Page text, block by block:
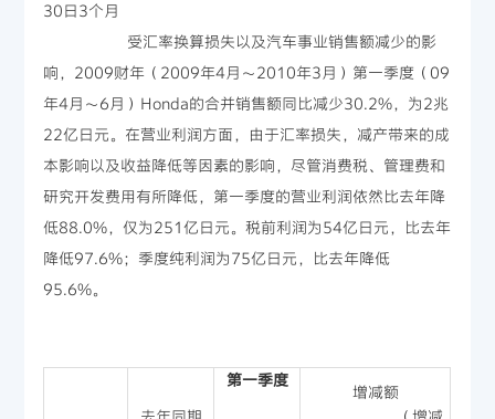
赛事运动
新闻资讯
30日3个月
受汇率换算损失以及汽车事业销售额减少的影
响，2009财年（2009年4月～2010年3月）第一季度（09
年4月～6月）Honda的合并销售额同比减少30.2%，为2兆
22亿日元。在营业利润方面，由于汇率损失，减产带来的成
本影响以及收益降低等因素的影响，尽管消费税、管理费和
研究开发费用有所降低，第一季度的营业利润依然比去年降
低88.0%，仅为251亿日元。税前利润为54亿日元，比去年
降低97.6%；季度纯利润为75亿日元，比去年降低
95.6%。
第一季度
増减额